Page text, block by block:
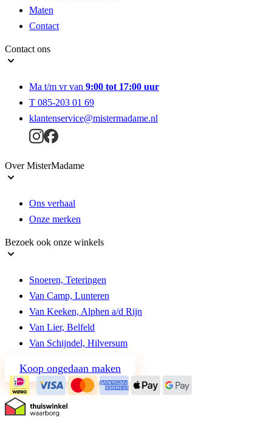
Maten
Contact
Contact ons
Ma t/m vr van 9:00 tot 17:00 uur
T 085-203 01 69
klantenservice@mistermadame.nl
Over MisterMadame
Ons verhaal
Onze merken
Bezoek ook onze winkels
Snoeren, Teteringen
Van Camp, Lunteren
Van Keeken, Alphen a/d Rijn
Van Lier, Belfeld
Van Schijndel, Hilversum
Koop ongedaan maken